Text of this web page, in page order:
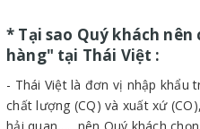
* Tại sao Quý khách nên
hàng" tại Thái Việt :
- Thái Việt là đơn vị nhập khẩu
chất lượng (CQ) và xuất xứ